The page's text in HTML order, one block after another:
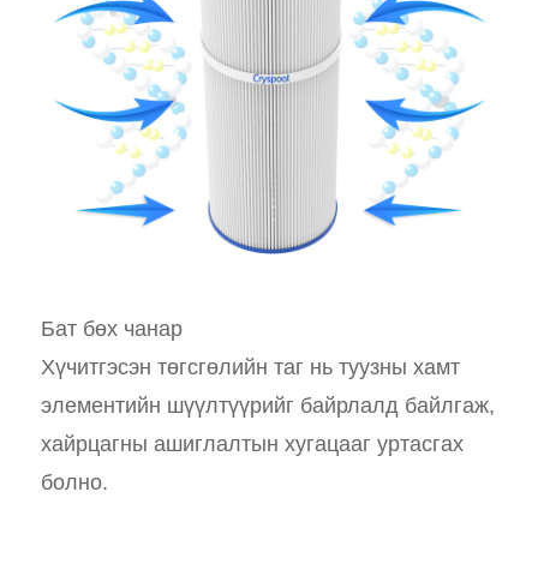
Бат бөх чанар
Хүчитгэсэн төгсгөлийн таг нь туузны хамт
элементийн шүүлтүүрийг байрлалд байлгаж,
хайрцагны ашиглалтын хугацааг уртасгах
болно.